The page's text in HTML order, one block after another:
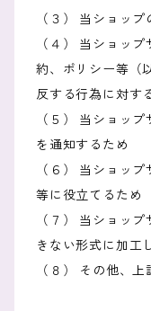
（３） 当ショッ
（４） 当ショッ
約、ポリシー等（
反する行為に対す
（５） 当ショッ
を通知するため
（６） 当ショッ
等に役立てるため
（７） 当ショッ
きない形式に加工
（８） その他、